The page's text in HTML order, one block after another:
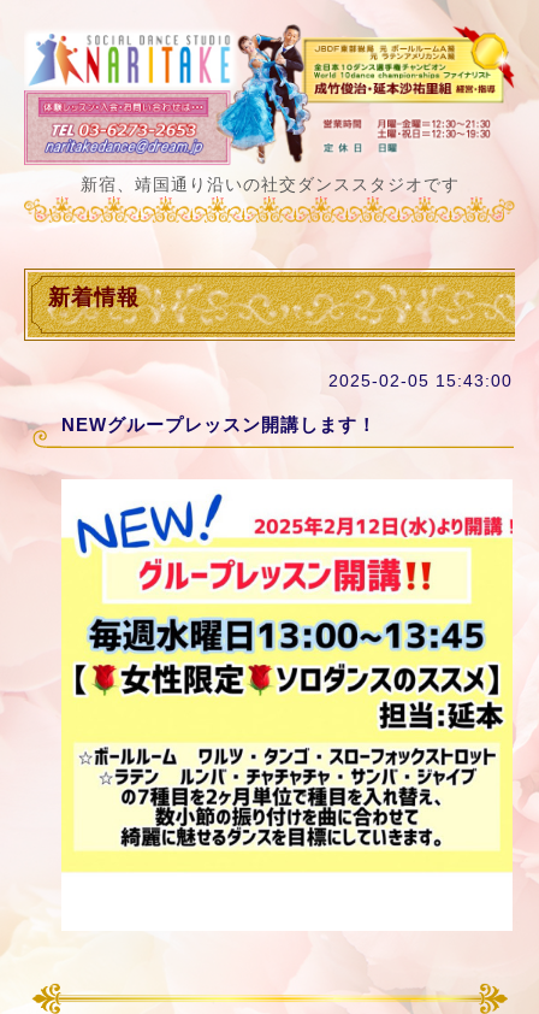
新宿、靖国通り沿いの社交ダンススタジオです
新着情報
2025-02-05 15:43:00
NEWグループレッスン開講します！